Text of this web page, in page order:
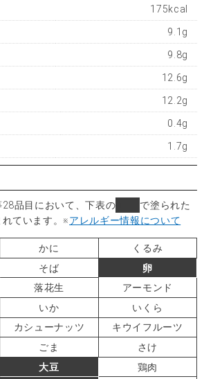
175kcal
9.1g
9.8g
12.6g
12.2g
0.4g
1.7g
品目において、下表の
で塗られた
ています。※アレルギー情報について
かに
くるみ
そば
卵
落花生
アーモンド
いか
いくら
カシューナッツ
キウイフルーツ
ごま
さけ
大豆
鶏肉